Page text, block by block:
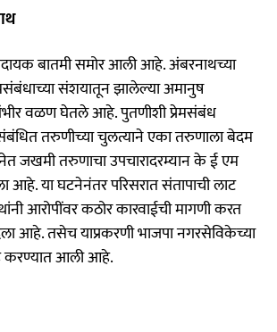
बातमी समोर आली आहे. अंबरनाथच्या
संशयातून झालेल्या अमानुष
वळण घेतले आहे. पुतणीशी प्रेमसंबंध
तरुणीच्या चुलत्याने एका तरुणाला बेदम
जखमी तरुणाचा उपचारादरम्यान के ई एम
आहे. या घटनेनंतर परिसरात संतापाची लाट
आरोपींवर कठोर कारवाईची मागणी करत
आहे. तसेच याप्रकरणी भाजपा नगरसेविकेच्या
करण्यात आली आहे.